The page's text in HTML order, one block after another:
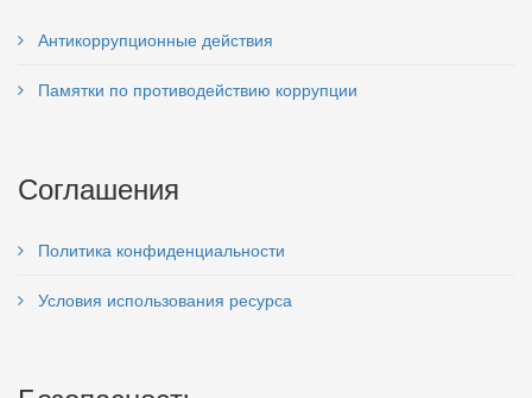
Антикоррупционные действия
Памятки по противодействию коррупции
Соглашения
Политика конфиденциальности
Условия использования ресурса